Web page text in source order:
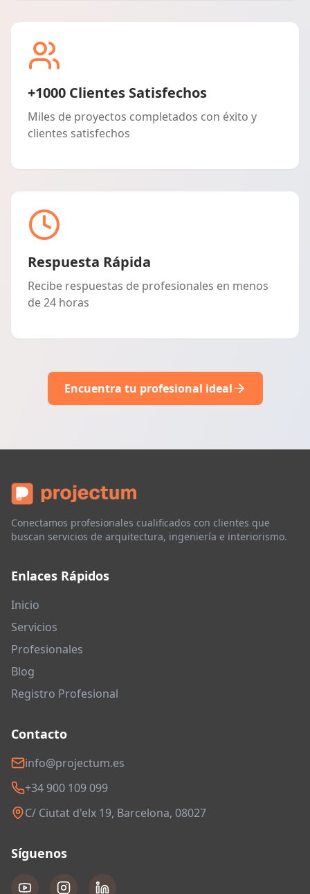
+1000 Clientes Satisfechos
Miles de proyectos completados con éxito y
clientes satisfechos
Respuesta Rápida
Recibe respuestas de profesionales en menos
de 24 horas
Encuentra tu profesional ideal
Conectamos profesionales cualificados con clientes que
buscan servicios de arquitectura, ingeniería e interiorismo.
Enlaces Rápidos
Inicio
Servicios
Profesionales
Blog
Registro Profesional
Contacto
info@projectum.es
+34 900 109 099
C/ Ciutat d'elx 19, Barcelona, 08027
Síguenos